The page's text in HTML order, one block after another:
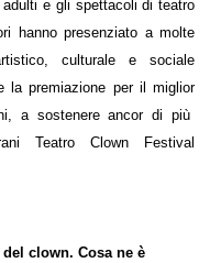
e gli spettacoli di teatro
hanno presenziato a molte
culturale e sociale
la premiazione per il miglior
a sostenere ancor di più
Teatro Clown Festival
clown. Cosa ne è